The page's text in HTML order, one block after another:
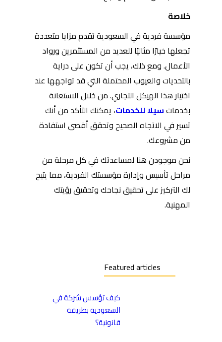
خلاصة
مؤسسة فردية في السعودية تقدم مزايا متعددة
تجعلها خيارًا مثاليًا للعديد من المستثمرين ورواد
الأعمال. ومع ذلك، يجب أن تكون على دراية
بالتحديات والعيوب المحتملة التي قد تواجهها عند
اختيار هذا الهيكل التجاري. من خلال الاستعانة
بخدماتسيلا للخدمات، يمكنك التأكد من أنك
تسير في الاتجاه الصحيح وتحقق أقصى استفادة
من مشروعك.
نحن موجودن هنا لمساعدتك في كل مرحلة من
مراحل تأسيس وإدارة مؤسستك الفردية، مما يتيح
لك التركيز على تحقيق نجاحك وتحقيق رؤيتك
المهنية.
Featured articles
كيف تؤسس شركة في
السعودية بطريقة
قانونية؟